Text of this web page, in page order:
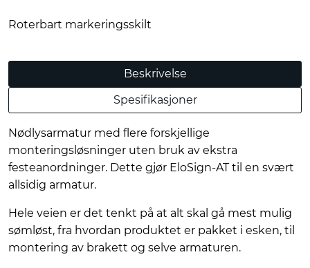
Roterbart markeringsskilt
Beskrivelse
Spesifikasjoner
Nødlysarmatur med flere forskjellige
monteringsløsninger uten bruk av ekstra
festeanordninger. Dette gjør EloSign-AT til en svært
allsidig armatur.
Hele veien er det tenkt på at alt skal gå mest mulig
sømløst, fra hvordan produktet er pakket i esken, til
montering av brakett og selve armaturen.